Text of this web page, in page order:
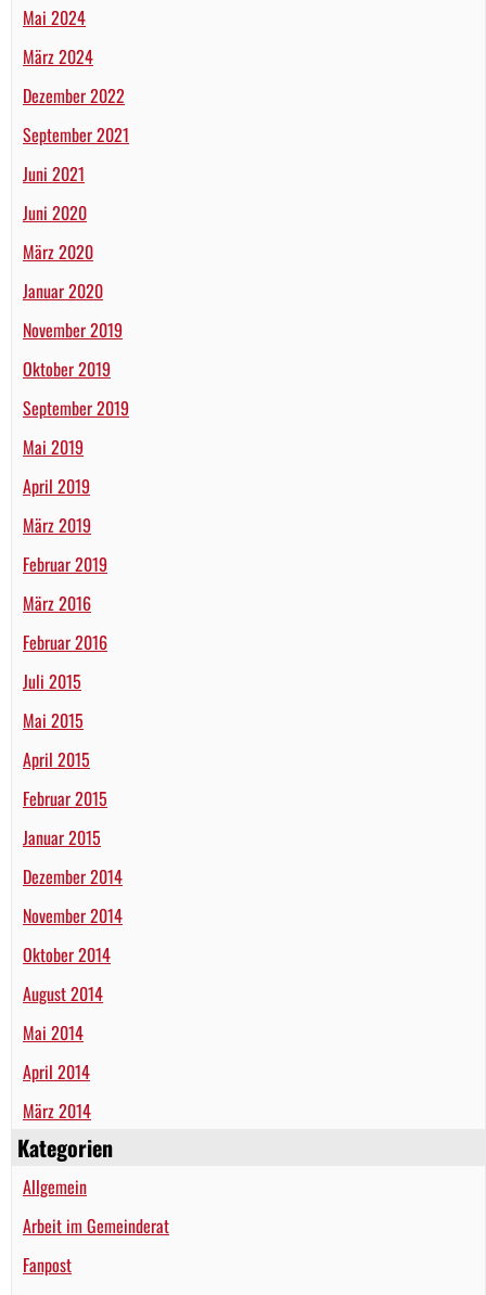
Mai 2024
März 2024
Dezember 2022
September 2021
Juni 2021
Juni 2020
März 2020
Januar 2020
November 2019
Oktober 2019
September 2019
Mai 2019
April 2019
März 2019
Februar 2019
März 2016
Februar 2016
Juli 2015
Mai 2015
April 2015
Februar 2015
Januar 2015
Dezember 2014
November 2014
Oktober 2014
August 2014
Mai 2014
April 2014
März 2014
Kategorien
Allgemein
Arbeit im Gemeinderat
Fanpost